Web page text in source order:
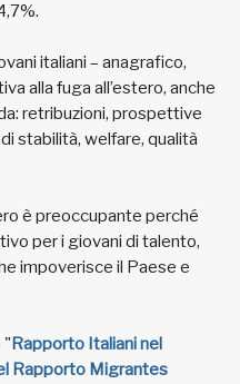
italiani – anagrafico,
alla fuga all’estero, anche
retribuzioni, prospettive
stabilità, welfare, qualità
è preoccupante perché
per i giovani di talento,
impoverisce il Paese e
"Rapporto Italiani nel
Rapporto Migrantes